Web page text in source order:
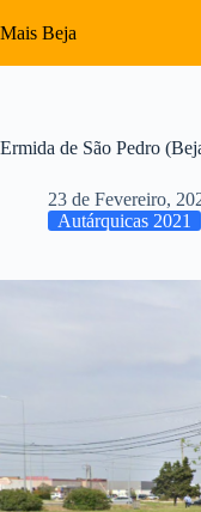
para
Mais Beja
Ermida de São Pedro
23 de Fevereiro,
Autárquicas 2021